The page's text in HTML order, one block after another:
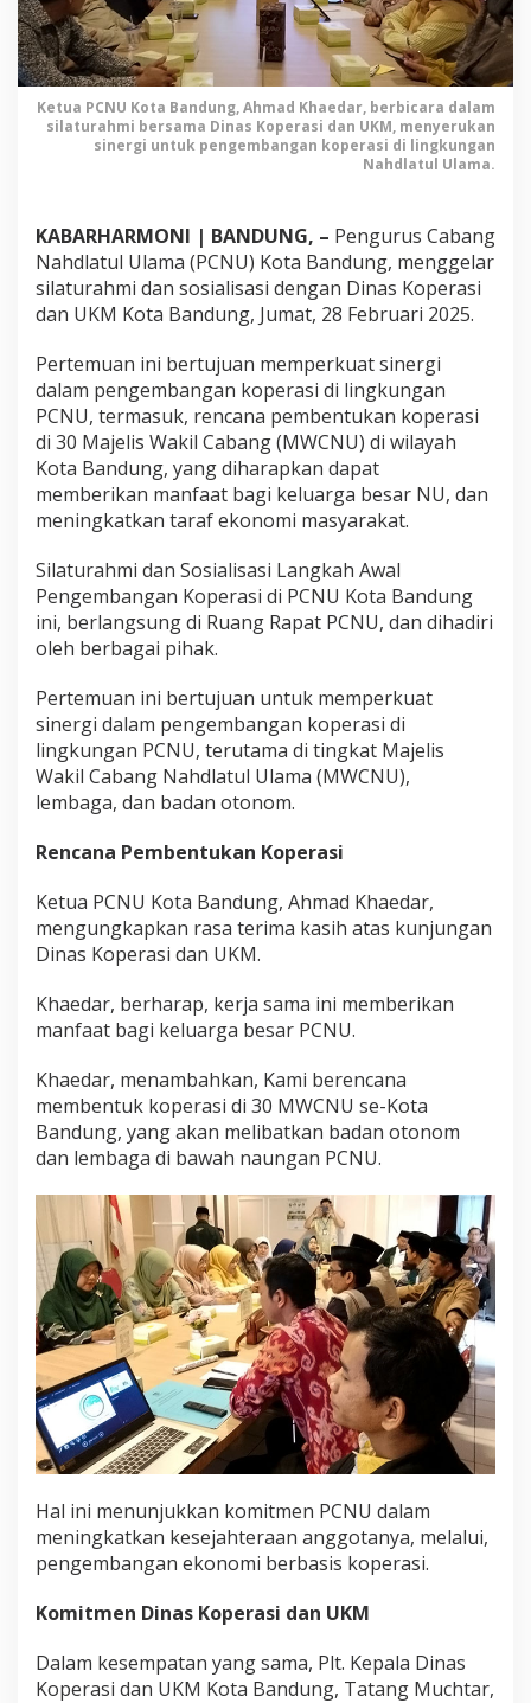
a
S
K
O
r
k
u
a
S
i
n
e
g
i
P
n
g
e
m
a
n
g
n
K
p
r
a
s
Ketua PCNU Kota Bandung, Ahmad Khaedar, berbicara dalam
silaturahmi bersama Dinas Koperasi dan UKM, menyerukan
sinergi untuk pengembangan koperasi di lingkungan
Nahdlatul Ulama.
KABARHARMONI | BANDUNG, – Pengurus Cabang
Nahdlatul Ulama (PCNU) Kota Bandung, menggelar
silaturahmi dan sosialisasi dengan Dinas Koperasi
dan UKM Kota Bandung, Jumat, 28 Februari 2025.
Pertemuan ini bertujuan memperkuat sinergi
dalam pengembangan koperasi di lingkungan
PCNU, termasuk, rencana pembentukan koperasi
di 30 Majelis Wakil Cabang (MWCNU) di wilayah
Kota Bandung, yang diharapkan dapat
memberikan manfaat bagi keluarga besar NU, dan
meningkatkan taraf ekonomi masyarakat.
Silaturahmi dan Sosialisasi Langkah Awal
Pengembangan Koperasi di PCNU Kota Bandung
ini, berlangsung di Ruang Rapat PCNU, dan dihadiri
oleh berbagai pihak.
Pertemuan ini bertujuan untuk memperkuat
sinergi dalam pengembangan koperasi di
lingkungan PCNU, terutama di tingkat Majelis
Wakil Cabang Nahdlatul Ulama (MWCNU),
lembaga, dan badan otonom.
Rencana Pembentukan Koperasi
Ketua PCNU Kota Bandung, Ahmad Khaedar,
mengungkapkan rasa terima kasih atas kunjungan
Dinas Koperasi dan UKM.
Khaedar, berharap, kerja sama ini memberikan
manfaat bagi keluarga besar PCNU.
Khaedar, menambahkan, Kami berencana
membentuk koperasi di 30 MWCNU se-Kota
Bandung, yang akan melibatkan badan otonom
dan lembaga di bawah naungan PCNU.
Hal ini menunjukkan komitmen PCNU dalam
meningkatkan kesejahteraan anggotanya, melalui,
pengembangan ekonomi berbasis koperasi.
Komitmen Dinas Koperasi dan UKM
Dalam kesempatan yang sama, Plt. Kepala Dinas
Koperasi dan UKM Kota Bandung, Tatang Muchtar,